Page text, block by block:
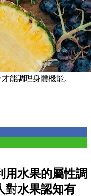
能調理身體機能。
用水果的屬性調
對水果認知有